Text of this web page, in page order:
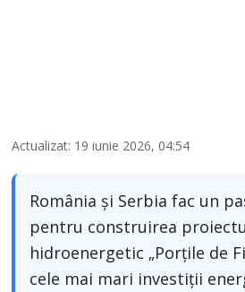
Actualizat: 19 iunie 2026, 04:54
România și Serbia fac un
pentru construirea
hidroenergetic „Porțile de
cele mai mari investiții